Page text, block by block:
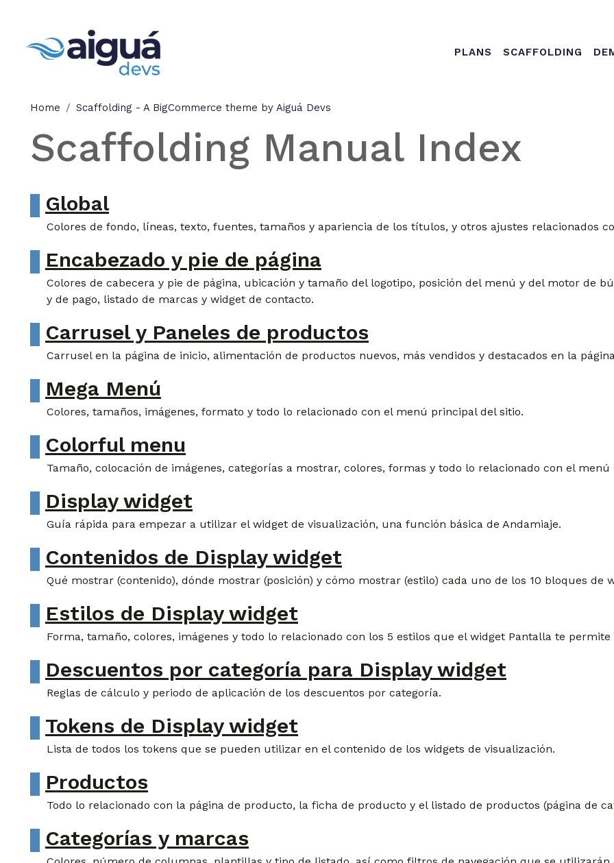
Main
PLANS SCAFFOLDING
Home Scaffolding - A BigCommerce theme by Aiguá Devs
Scaffolding Manual Index
Global
Colores de fondo, líneas, texto, fuentes, tamaños y apariencia de los títulos, y otros ajustes relacionados
Encabezado y pie de página
Colores de cabecera y pie de página, ubicación y tamaño del logotipo, posición del menú y del motor de
y de pago, listado de marcas y widget de contacto.
Carrusel y Paneles de productos
Carrusel en la página de inicio, alimentación de productos nuevos, más vendidos y destacados en la
Mega Menú
Colores, tamaños, imágenes, formato y todo lo relacionado con el menú principal del sitio.
Colorful menu
Tamaño, colocación de imágenes, categorías a mostrar, colores, formas y todo lo relacionado con el menú
Display widget
Guía rápida para empezar a utilizar el widget de visualización, una función básica de Andamiaje.
Contenidos de Display widget
Qué mostrar (contenido), dónde mostrar (posición) y cómo mostrar (estilo) cada uno de los 10 bloques de
Estilos de Display widget
Forma, tamaño, colores, imágenes y todo lo relacionado con los 5 estilos que el widget Pantalla te
Descuentos por categoría para Display widget
Reglas de cálculo y periodo de aplicación de los descuentos por categoría.
Tokens de Display widget
Lista de todos los tokens que se pueden utilizar en el contenido de los widgets de visualización.
Productos
Todo lo relacionado con la página de producto, la ficha de producto y el listado de productos (página de
Categorías y marcas